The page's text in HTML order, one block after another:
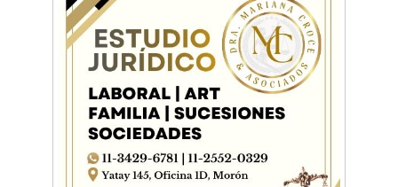
Empezá a estudiar en agosto: la Universidad
de Morón abrió las inscripciones para el
segundo cuatrimestre